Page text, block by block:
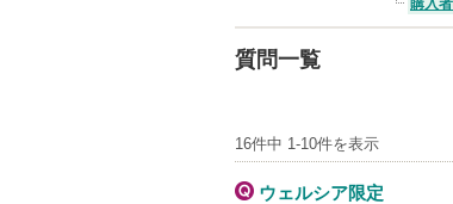
購入
質問一覧
16件中 1-10件を表示
ウェルシア限定